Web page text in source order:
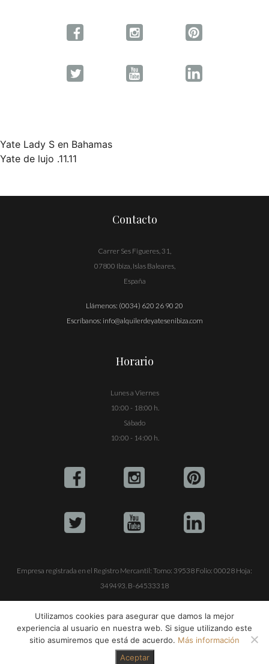
Navegación
entradas
Yate Lady S en Bahamas
Yate de lujo .11.11
Contacto
Carrer Ses Figueres, 31,
07800 Ibiza, Islas Baleares,
España
Llámenos: (0034) 620 26 90 20
Escríbanos: info@alquilerdeyatesenibiza.com
Horario
Lunes a Viernes
10:00 - 18:00 h.
Sábado
10:00 - 14:00 h.
Empresa registrada en el Registro Mercantil: Tomo: 39538 Folio: 00028 Hoja:
349493. B-64533318
ALQUILER DE YATES EN IBIZA S.L.
Utilizamos cookies para asegurar que damos la mejor
experiencia al usuario en nuestra web. Si sigue utilizando este
sitio asumiremos que está de acuerdo. Más información
Aceptar